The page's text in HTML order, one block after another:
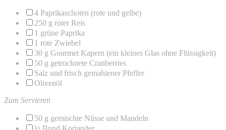
4 Paprikaschoten (rote und gelbe)
250 g roter Reis
1 grüne Paprika
1 rote Zwiebel
30 g Gourmet Kapern (ein kleines Glas ohne Flüssigkeit)
50 g getrocknete Cranberries
Salz und frisch gemahlener Pfeffer
Olivenöl
Zum Servieren
50 g gemischte Nüsse und Mandeln